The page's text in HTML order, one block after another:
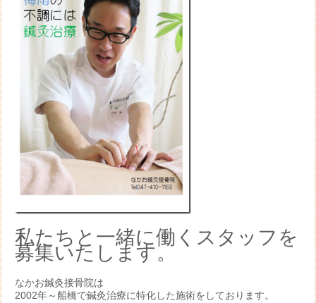
私たちと一緒に働くスタッフを
募集いたします。
なかお鍼灸接骨院は
2002年～船橋で鍼灸治療に特化した施術をしております。